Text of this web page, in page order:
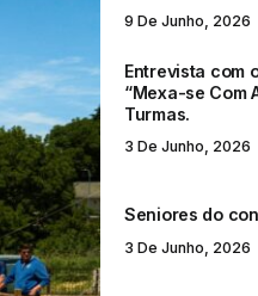
9 De Junho, 2026
Entrevista com
“Mexa-se Com
Turmas.
3 De Junho, 2026
Seniores do
3 De Junho, 2026